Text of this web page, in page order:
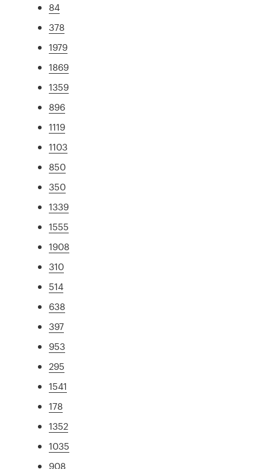
84
378
1979
1869
1359
896
1119
1103
850
350
1339
1555
1908
310
514
638
397
953
295
1541
178
1352
1035
908